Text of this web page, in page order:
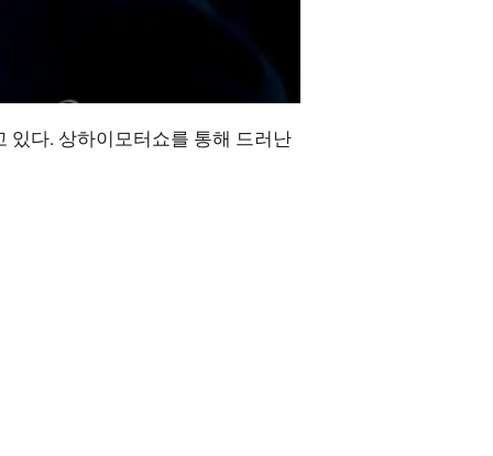
있다. 상하이모터쇼를 통해 드러난